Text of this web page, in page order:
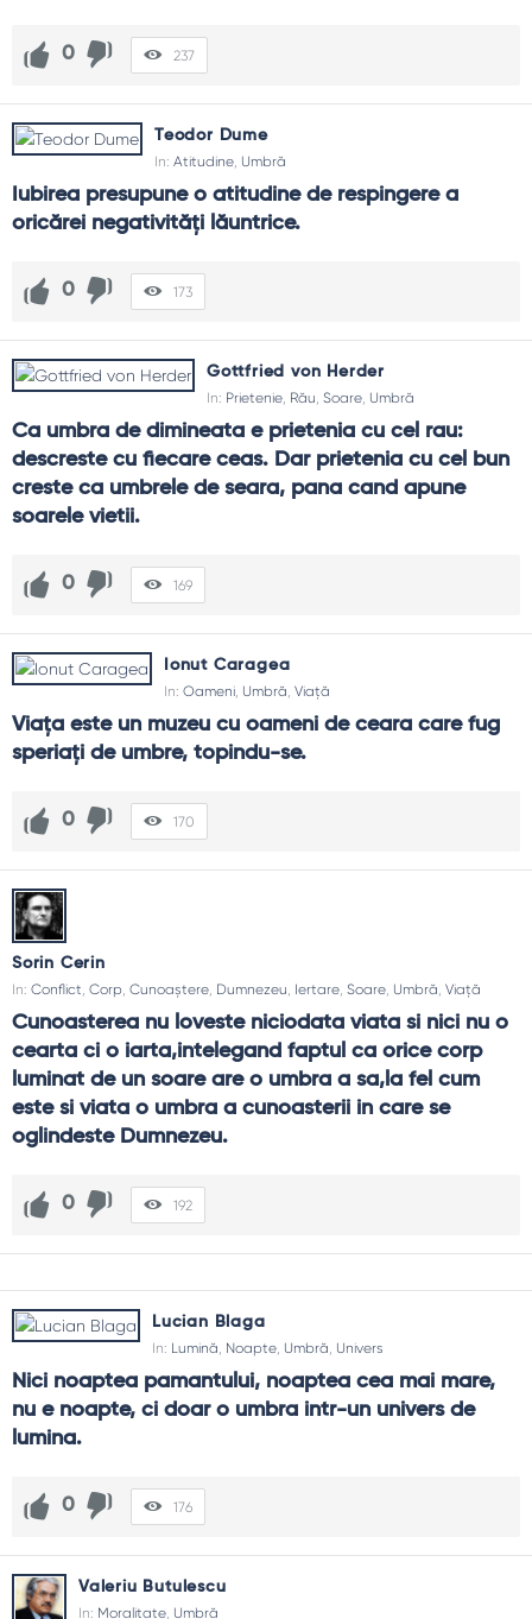
0 237
Teodor Dume
In: Atitudine Umbră
Iubirea presupune o atitudine de respingere a
oricărei negativităţi lăuntrice.
0 173
Gottfried von Herder
In: Prietenie Rău Soare Umbră
Ca umbra de dimineata e prietenia cu cel rau:
descreste cu fiecare ceas. Dar prietenia cu cel bun
creste ca umbrele de seara, pana cand apune
soarele vietii.
0 169
Ionut Caragea
In: Oameni Umbră Viață
Viața este un muzeu cu oameni de ceara care fug
speriați de umbre, topindu-se.
0 170
Sorin Cerin
In: Conflict Corp Cunoaștere Dumnezeu Iertare Soare Umbră Viață
Cunoasterea nu loveste niciodata viata si nici nu o
cearta ci o iarta,intelegand faptul ca orice corp
luminat de un soare are o umbra a sa,la fel cum
este si viata o umbra a cunoasterii in care se
oglindeste Dumnezeu.
0 192
Lucian Blaga
In: Lumină Noapte Umbră Univers
Nici noaptea pamantului, noaptea cea mai mare,
nu e noapte, ci doar o umbra intr-un univers de
lumina.
0 176
Valeriu Butulescu
In: Moralitate Umbră